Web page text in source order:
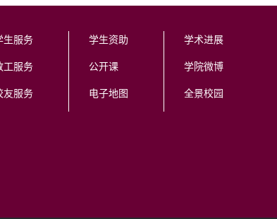
生服务
工服务
友服务
学生资助
公开课
电子地图
学术进展
学院微博
全景校园